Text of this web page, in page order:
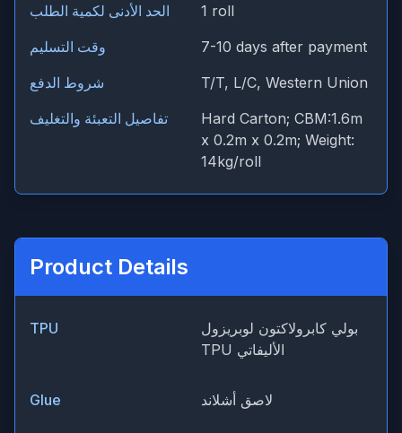
الحد الأدنى لكمية الطلب
1 roll
وقت التسليم
7-10 days after payment
شروط الدفع
T/T, L/C, Western Union
تفاصيل التعبئة والتغليف
Hard Carton; CBM:1.6m
x 0.2m x 0.2m; Weight:
14kg/roll
Product Details
TPU
بولي كابرولاكتون لوبريزول
TPU الأليفاتي
Glue لاصق أشلاند